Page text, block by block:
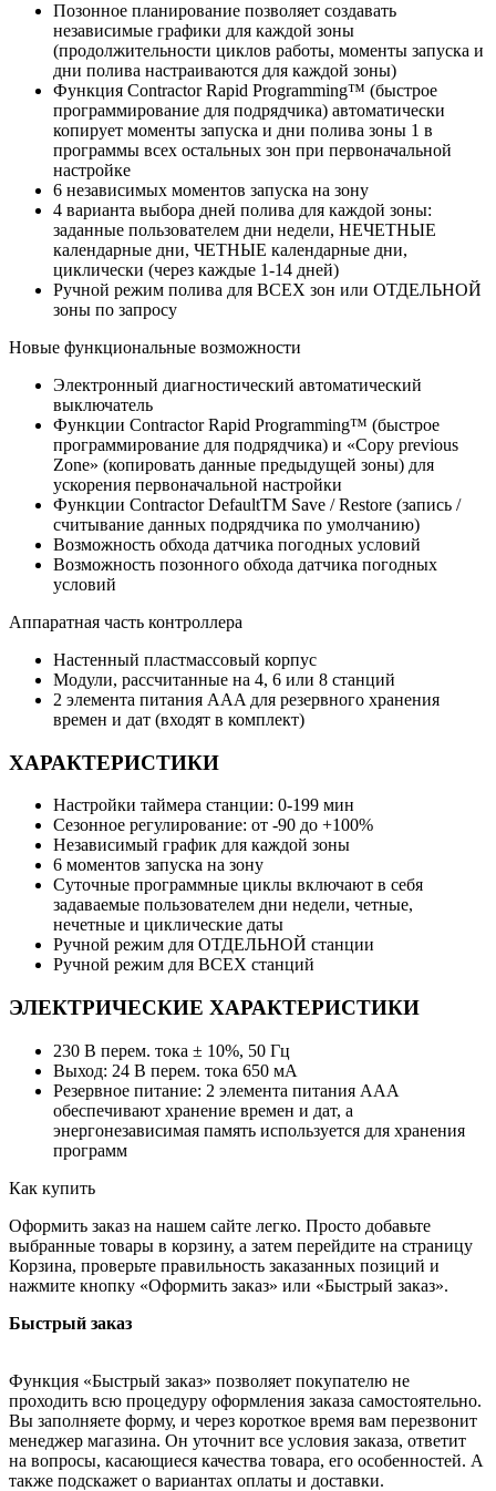
Позонное планирование позволяет создавать
независимые графики для каждой зоны
(продолжительности циклов работы, моменты запуска и
дни полива настраиваются для каждой зоны)
Функция Contractor Rapid Programming™ (быстрое
программирование для подрядчика) автоматически
копирует моменты запуска и дни полива зоны 1 в
программы всех остальных зон при первоначальной
настройке
6 независимых моментов запуска на зону
4 варианта выбора дней полива для каждой зоны:
заданные пользователем дни недели, НЕЧЕТНЫЕ
календарные дни, ЧЕТНЫЕ календарные дни,
циклически (через каждые 1-14 дней)
Ручной режим полива для ВСЕХ зон или ОТДЕЛЬНОЙ
зоны по запросу
Новые функциональные возможности
Электронный диагностический автоматический
выключатель
Функции Contractor Rapid Programming™ (быстрое
программирование для подрядчика) и «Copy previous
Zone» (копировать данные предыдущей зоны) для
ускорения первоначальной настройки
Функции Contractor DefaultTM Save / Restore (запись /
считывание данных подрядчика по умолчанию)
Возможность обхода датчика погодных условий
Возможность позонного обхода датчика погодных
условий
Аппаратная часть контроллера
Настенный пластмассовый корпус
Модули, рассчитанные на 4, 6 или 8 станций
2 элемента питания AAA для резервного хранения
времен и дат (входят в комплект)
ХАРАКТЕРИСТИКИ
Настройки таймера станции: 0-199 мин
Сезонное регулирование: от -90 до +100%
Независимый график для каждой зоны
6 моментов запуска на зону
Суточные программные циклы включают в себя
задаваемые пользователем дни недели, четные,
нечетные и циклические даты
Ручной режим для ОТДЕЛЬНОЙ станции
Ручной режим для ВСЕХ станций
ЭЛЕКТРИЧЕСКИЕ ХАРАКТЕРИСТИКИ
230 В перем. тока ± 10%, 50 Гц
Выход: 24 В перем. тока 650 мА
Резервное питание: 2 элемента питания AAA
обеспечивают хранение времен и дат, а
энергонезависимая память используется для хранения
программ
Как купить
Оформить заказ на нашем сайте легко. Просто добавьте
выбранные товары в корзину, а затем перейдите на страницу
Корзина, проверьте правильность заказанных позиций и
нажмите кнопку «Оформить заказ» или «Быстрый заказ».
Быстрый заказ
Функция «Быстрый заказ» позволяет покупателю не
проходить всю процедуру оформления заказа самостоятельно.
Вы заполняете форму, и через короткое время вам перезвонит
менеджер магазина. Он уточнит все условия заказа, ответит
на вопросы, касающиеся качества товара, его особенностей. А
также подскажет о вариантах оплаты и доставки.